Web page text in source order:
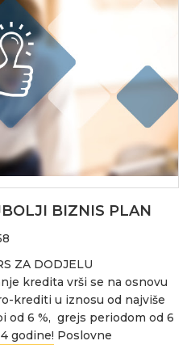
BIZNIS PLAN
ZA DODJELU
kredita vrši se na osnovu
krediti u iznosu od najviše
6 %, grejs periodom od 6
godine! Poslovne